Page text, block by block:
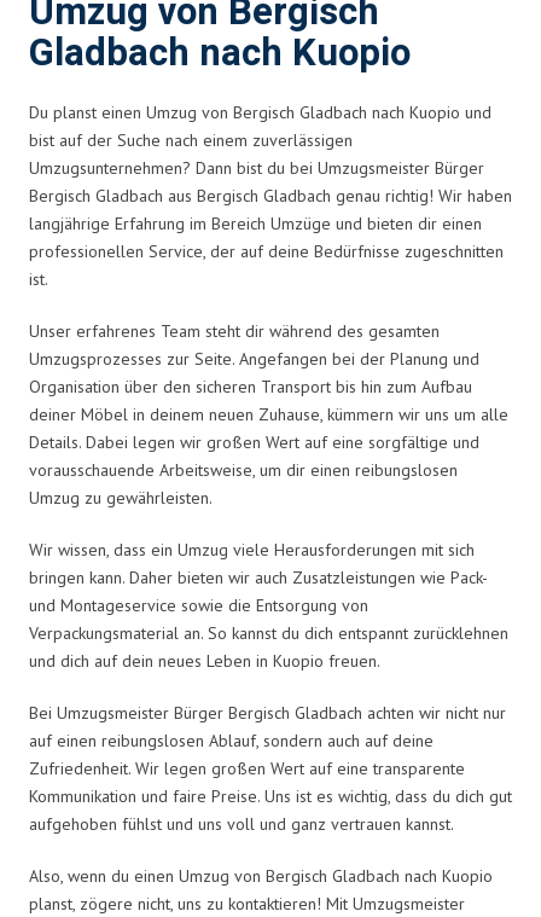
Umzug von Bergisch
Gladbach nach Kuopio
Du planst einen Umzug von Bergisch Gladbach nach Kuopio und
bist auf der Suche nach einem zuverlässigen
Umzugsunternehmen? Dann bist du bei Umzugsmeister Bürger
Bergisch Gladbach aus Bergisch Gladbach genau richtig! Wir haben
langjährige Erfahrung im Bereich Umzüge und bieten dir einen
professionellen Service, der auf deine Bedürfnisse zugeschnitten
ist.
Unser erfahrenes Team steht dir während des gesamten
Umzugsprozesses zur Seite. Angefangen bei der Planung und
Organisation über den sicheren Transport bis hin zum Aufbau
deiner Möbel in deinem neuen Zuhause, kümmern wir uns um alle
Details. Dabei legen wir großen Wert auf eine sorgfältige und
vorausschauende Arbeitsweise, um dir einen reibungslosen
Umzug zu gewährleisten.
Wir wissen, dass ein Umzug viele Herausforderungen mit sich
bringen kann. Daher bieten wir auch Zusatzleistungen wie Pack-
und Montageservice sowie die Entsorgung von
Verpackungsmaterial an. So kannst du dich entspannt zurücklehnen
und dich auf dein neues Leben in Kuopio freuen.
Bei Umzugsmeister Bürger Bergisch Gladbach achten wir nicht nur
auf einen reibungslosen Ablauf, sondern auch auf deine
Zufriedenheit. Wir legen großen Wert auf eine transparente
Kommunikation und faire Preise. Uns ist es wichtig, dass du dich gut
aufgehoben fühlst und uns voll und ganz vertrauen kannst.
Also, wenn du einen Umzug von Bergisch Gladbach nach Kuopio
planst, zögere nicht, uns zu kontaktieren! Mit Umzugsmeister